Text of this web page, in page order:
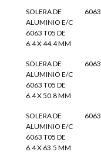
SOLERA DE
ALUMINIO E/C
6063 T05 DE
6.4 X 44.4 MM
6063
SOLERA DE
ALUMINIO E/C
6063 T05 DE
6.4 X 50.8 MM
6063
SOLERA DE
ALUMINIO E/C
6063 T05 DE
6.4 X 63.5 MM
6063